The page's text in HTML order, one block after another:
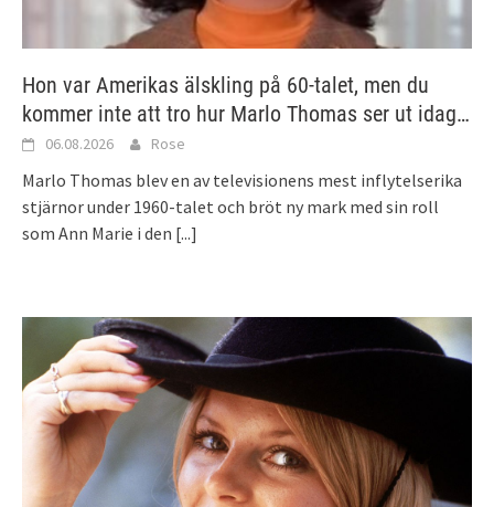
Hon var Amerikas älskling på 60-talet, men du
kommer inte att tro hur Marlo Thomas ser ut idag…
06.08.2026 Rose
Marlo Thomas blev en av televisionens mest inflytelserika
stjärnor under 1960-talet och bröt ny mark med sin roll
som Ann Marie i den [...]